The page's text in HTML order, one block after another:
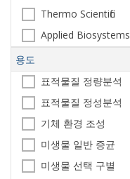
Thermo Scientific
Applied Biosystems
용도
표적물질 정량분석
표적물질 정성분석
기체 환경 조성
미생물 일반 증균
미생물 선택 구별